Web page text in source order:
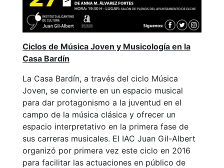
Ciclos de Música Joven y Musicología en la
Casa Bardín
La Casa Bardín, a través del ciclo Música
Joven, se convierte en un espacio musical
para dar protagonismo a la juventud en el
campo de la música clásica y ofrecer un
espacio interpretativo en la primera fase de
sus carreras musicales. El IAC Juan Gil-Albert
organizó por primera vez este ciclo en 2016
para facilitar las actuaciones en público de